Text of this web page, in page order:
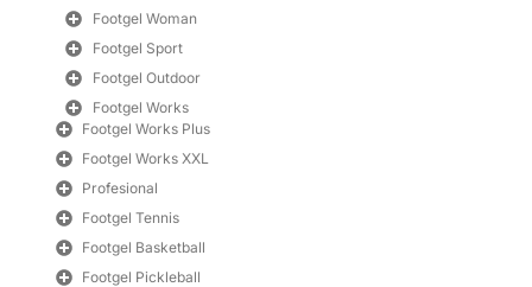
Footgel Woman
Footgel Sport
Footgel Outdoor
Footgel Works
Footgel Works Plus
Footgel Works XXL
Profesional
Footgel Tennis
Footgel Basketball
Footgel Pickleball